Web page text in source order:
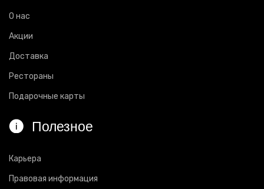
О нас
Акции
Доставка
Рестораны
Подарочные карты
Полезное
Карьера
Правовая информация